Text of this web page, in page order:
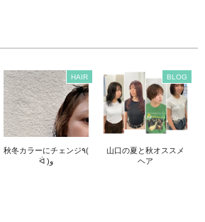
HAIR
秋冬カラーにチェンジ٩(
ᐛ )و
BLOG
山口の夏と秋オススメ
ヘア